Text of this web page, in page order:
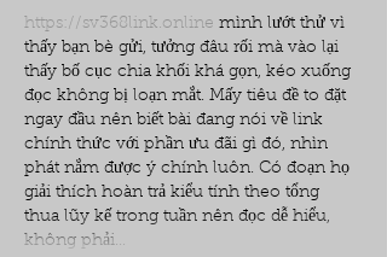
https://sv368link.online mình lướt thử vì
thấy bạn bè gửi, tưởng đâu rối mà vào lại
thấy bố cục chia khối khá gọn, kéo xuống
đọc không bị loạn mắt. Mấy tiêu đề to đặt
ngay đầu nên biết bài đang nói về link
chính thức với phần ưu đãi gì đó, nhìn
phát nắm được ý chính luôn. Có đoạn họ
giải thích hoàn trả kiểu tính theo tổng
thua lũy kế trong tuần nên đọc dễ hiểu,
không phải…